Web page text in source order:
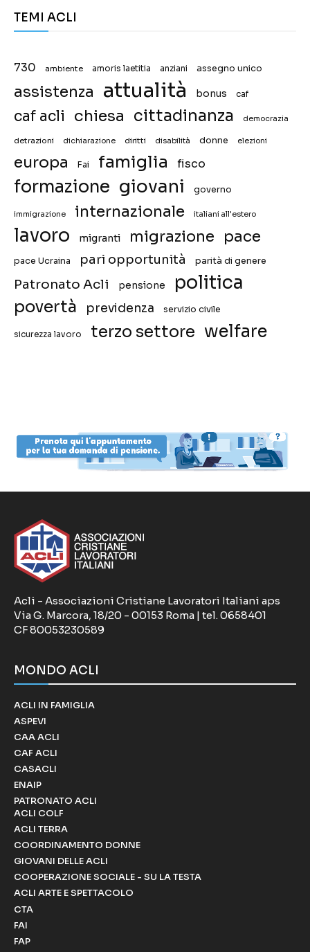
TEMI ACLI
730 ambiente amoris laetitia anziani assegno unico
assistenza attualità bonus caf
caf acli chiesa cittadinanza democrazia
detrazioni dichiarazione diritti disabilità donne elezioni
europa Fai famiglia fisco
formazione giovani governo
immigrazione internazionale italiani all'estero
lavoro migranti migrazione pace
pace Ucraina pari opportunità parità di genere
Patronato Acli pensione politica
povertà previdenza servizio civile
sicurezza lavoro terzo settore welfare
Acli - Associazioni Cristiane Lavoratori Italiani aps
Via G. Marcora, 18/20 - 00153 Roma | tel. 0658401
CF 80053230589
MONDO ACLI
ACLI IN FAMIGLIA
ASPEVI
CAA ACLI
CAF ACLI
CASACLI
ENAIP
PATRONATO ACLI
ACLI COLF
ACLI TERRA
COORDINAMENTO DONNE
GIOVANI DELLE ACLI
COOPERAZIONE SOCIALE - SU LA TESTA
ACLI ARTE E SPETTACOLO
CTA
FAI
FAP